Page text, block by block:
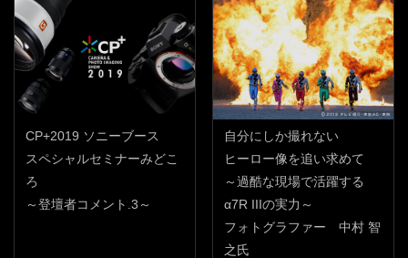
CP+2019 ソニーブース
スペシャルセミナーみどこ
ろ
～登壇者コメント.3～
自分にしか撮れない
ヒーロー像を追い求めて
～過酷な現場で活躍する
α7R IIIの実力～
フォトグラファー 中村 智
之氏